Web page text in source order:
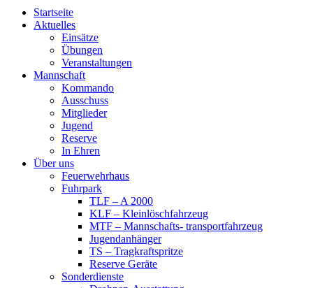
Startseite
Aktuelles
Einsätze
Übungen
Veranstaltungen
Mannschaft
Kommando
Ausschuss
Mitglieder
Jugend
Reserve
In Ehren
Über uns
Feuerwehrhaus
Fuhrpark
TLF – A 2000
KLF – Kleinlöschfahrzeug
MTF – Mannschafts- transportfahrzeug
Jugendanhänger
TS – Tragkraftspritze
Reserve Geräte
Sonderdienste